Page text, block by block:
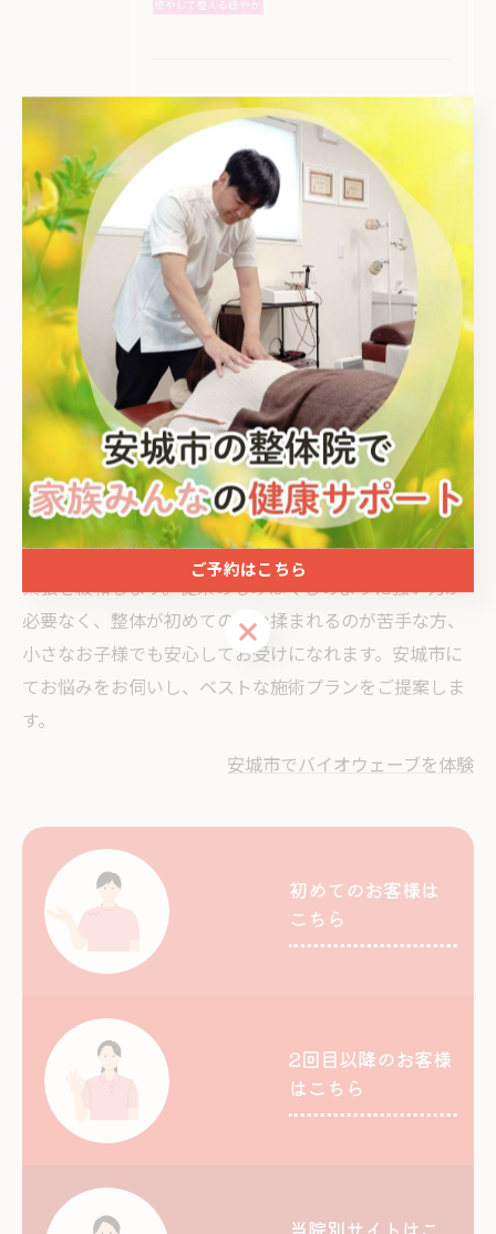
タグ Tags
どのくらい 安城市 整体
姿勢 キッズ 筋肉
足裏 ストレッチ 施術
ドライヘッドスパ 花ノ木町
微弱な電流を経路やツボ、リンパに流し込んで硬くなっ
た筋肉へと働きかけるのがバイオウェーブの主なメカニ
ズムです。波動エネルギーが振動として深部へ届き、筋
肉をしっかりと伸縮させるストレッチ効果を高めながら
緊張を緩和します。従来のもみほぐしのように強い力が
必要なく、整体が初めての方や揉まれるのが苦手な方、
小さなお子様でも安心してお受けになれます。安城市に
てお悩みをお伺いし、ベストな施術プランをご提案しま
す。
安城市でバイオウェーブを体験
初めてのお客様は
こちら
2回目以降のお客様
はこちら
ご予約はこちら
ご予約はこちら